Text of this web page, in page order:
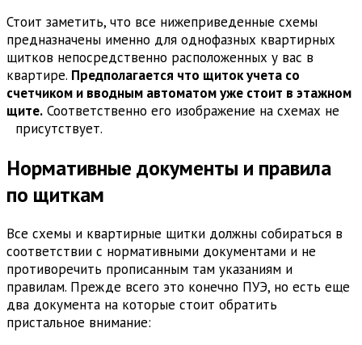
Стоит заметить, что все нижеприведенные схемы
предназначены именно для однофазных квартирных
щитков непосредственно расположенных у вас в
квартире. Предполагается что щиток учета со
счетчиком и вводным автоматом уже стоит в этажном
щите. Соответственно его изображение на схемах не
присутствует.
Нормативные документы и правила
по щиткам
Все схемы и квартирные щитки должны собираться в
соответствии с нормативными документами и не
противоречить прописанным там указаниям и
правилам. Прежде всего это конечно ПУЭ, но есть еще
два документа на которые стоит обратить
пристальное внимание: